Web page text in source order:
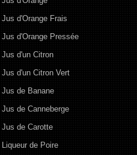
Jus d'Orange Frais
Jus d'Orange Pressée
Jus d'un Citron
Jus d'un Citron Vert
Jus de Banane
Jus de Canneberge
Jus de Carotte
Liqueur de Poire